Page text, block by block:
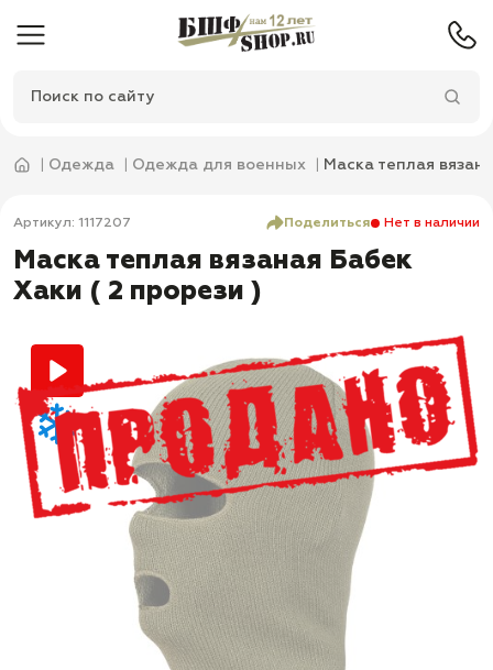
Одежда Одежда для военных Маска теплая
Артикул: 1117207 Поделиться Нет в наличии
Маска теплая вязаная Бабек
Хаки ( 2 прорези )